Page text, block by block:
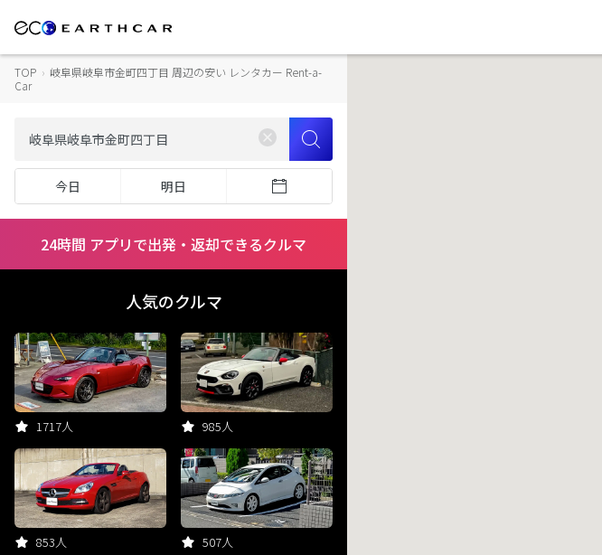
TOP › 岐阜県岐阜市金町四丁目 周辺の安い レンタカー Rent-a-
Car
今日 明日
24時間 アプリで出発・返却できるクルマ
人気のクルマ
1717人 985人
853人 507人